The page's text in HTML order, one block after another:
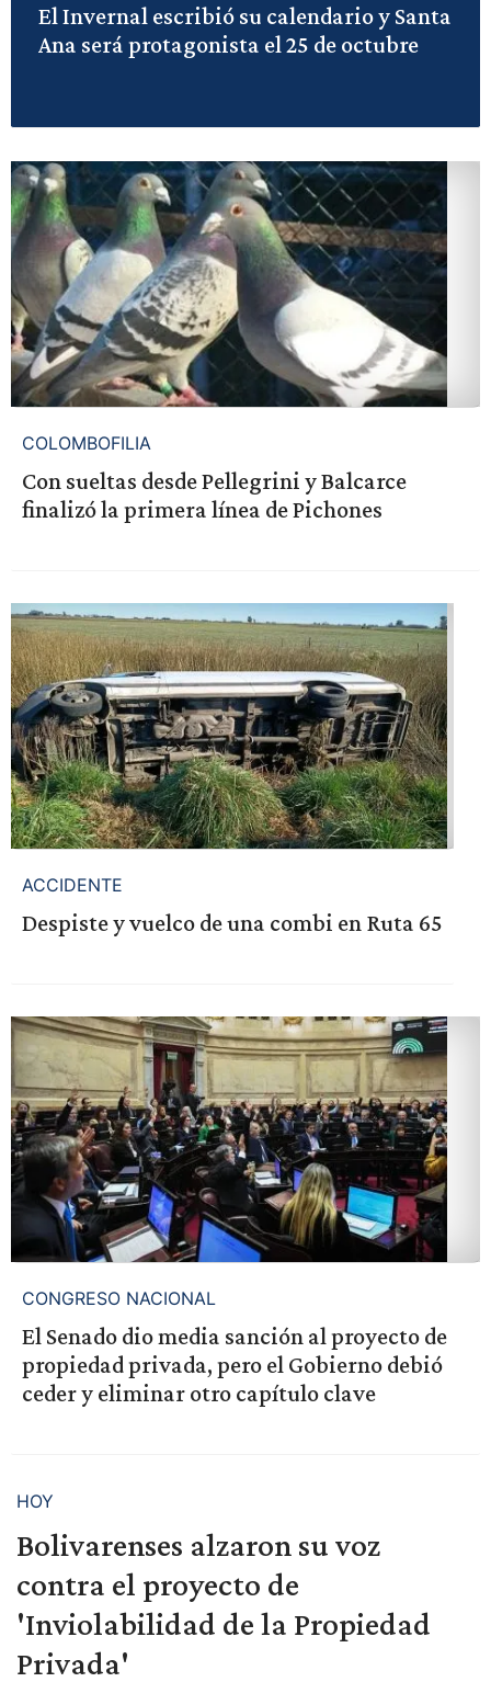
El Invernal escribió su calendario y Santa
Ana será protagonista el 25 de octubre
COLOMBOFILIA
Con sueltas desde Pellegrini y Balcarce
finalizó la primera línea de Pichones
ACCIDENTE
Despiste y vuelco de una combi en Ruta 65
CONGRESO NACIONAL
El Senado dio media sanción al proyecto de
propiedad privada, pero el Gobierno debió
ceder y eliminar otro capítulo clave
HOY
Bolivarenses alzaron su voz
contra el proyecto de
'Inviolabilidad de la Propiedad
Privada'